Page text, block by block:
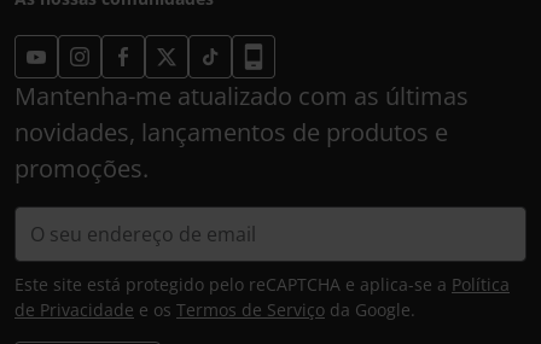
Mantenha-me atualizado com as últimas
novidades, lançamentos de produtos e
promoções.
Este site está protegido pelo reCAPTCHA e aplica-se a Política
de Privacidade e os Termos de Serviço da Google.